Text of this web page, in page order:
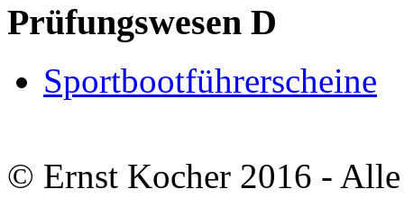
Prüfungswesen D
Sportbootführerscheine
© Ernst Kocher 2016 -